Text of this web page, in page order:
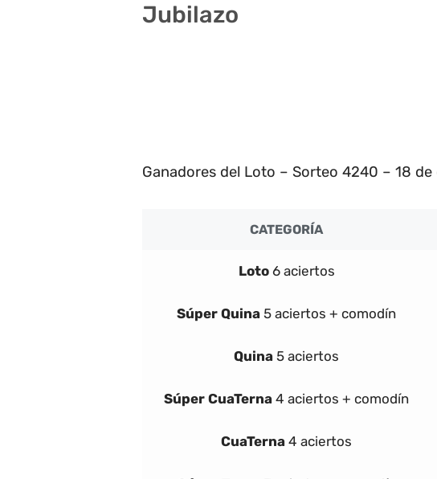
Jubilazo
Ganadores del Loto – Sorteo 4240 – 18
CATEGORÍA
Loto 6 aciertos
Súper Quina 5 aciertos + comodín
Quina 5 aciertos
Súper CuaTerna 4 aciertos + comodín
CuaTerna 4 aciertos